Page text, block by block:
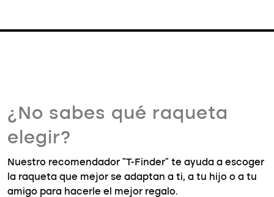
¿No sabes qué raqueta
elegir?
Nuestro recomendador "T-Finder" te ayuda a escoger
la raqueta que mejor se adaptan a ti, a tu hijo o a tu
amigo para hacerle el mejor regalo.